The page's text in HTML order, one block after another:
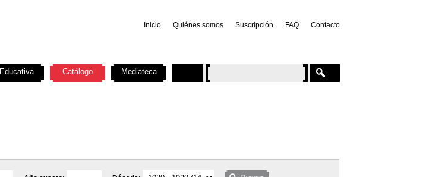
Inicio Quiénes somos Suscripción FAQ Contacto
Educativa Catálogo Mediateca